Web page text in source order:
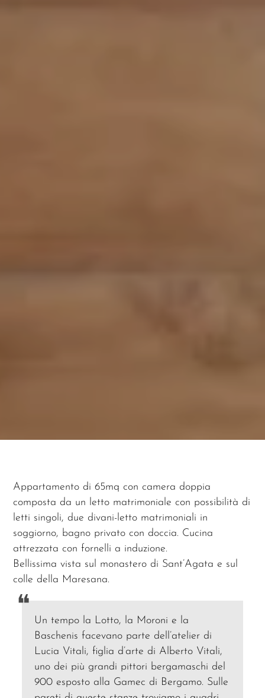
Appartamento di 65mq con camera doppia
composta da un letto matrimoniale con possibilità di
letti singoli, due divani-letto matrimoniali in
soggiorno, bagno privato con doccia. Cucina
attrezzata con fornelli a induzione.
Bellissima vista sul monastero di Sant’Agata e sul
colle della Maresana.
Un tempo la Lotto, la Moroni e la
Baschenis facevano parte dell’atelier di
Lucia Vitali, figlia d’arte di Alberto Vitali,
uno dei più grandi pittori bergamaschi del
900 esposto alla Gamec di Bergamo. Sulle